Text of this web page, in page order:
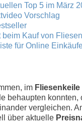
Top 5 im März
Vorschlag
beim Kauf von
für Online
im
behaupten konnten,
vergleichen.
über aktuelle